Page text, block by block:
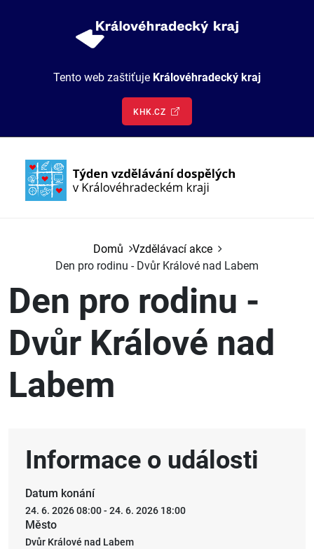
Tento web zaštiťuje Královéhradecký kraj
KHK.CZ
O nás
Kontakt
Archiv
Domů
Vzdělávací akce
Den pro rodinu - Dvůr Králové nad Labem
Den pro rodinu -
Dvůr Králové nad
Labem
Informace o události
Datum konání
24. 6. 2026 08:00- 24. 6. 2026 18:00
Město
Dvůr Králové nad Labem